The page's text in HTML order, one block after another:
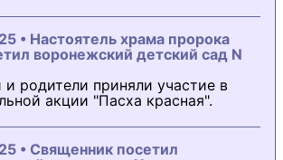
• Настоятель храма пророка
воронежский детский сад N
и родители приняли участие в
акции "Пасха красная".
• Священник посетил